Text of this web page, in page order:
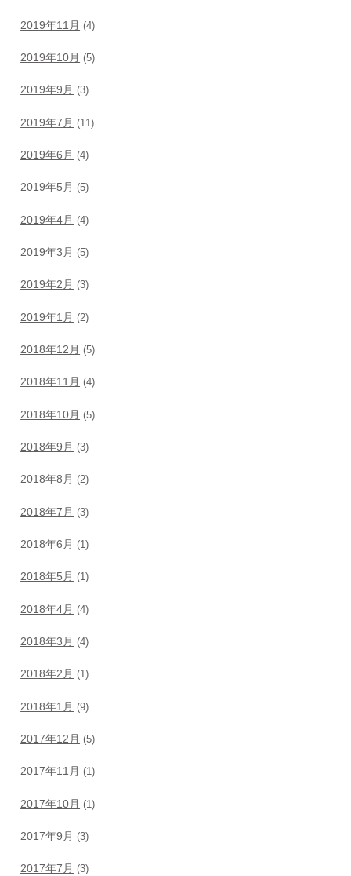
2019年11月 (4)
2019年10月 (5)
2019年9月 (3)
2019年7月 (11)
2019年6月 (4)
2019年5月 (5)
2019年4月 (4)
2019年3月 (5)
2019年2月 (3)
2019年1月 (2)
2018年12月 (5)
2018年11月 (4)
2018年10月 (5)
2018年9月 (3)
2018年8月 (2)
2018年7月 (3)
2018年6月 (1)
2018年5月 (1)
2018年4月 (4)
2018年3月 (4)
2018年2月 (1)
2018年1月 (9)
2017年12月 (5)
2017年11月 (1)
2017年10月 (1)
2017年9月 (3)
2017年7月 (3)